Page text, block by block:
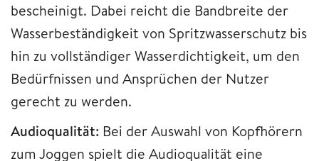
bescheinigt. Dabei reicht die Bandbreite der
Wasserbeständigkeit von Spritzwasserschutz bis
hin zu vollständiger Wasserdichtigkeit, um den
Bedürfnissen und Ansprüchen der Nutzer
gerecht zu werden.
Audioqualität: Bei der Auswahl von Kopfhörern
zum Joggen spielt die Audioqualität eine